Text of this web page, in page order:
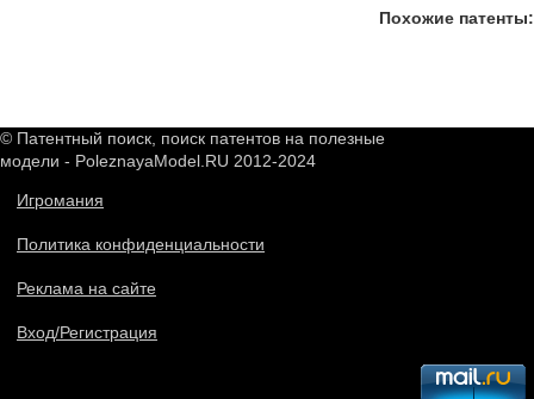
Похожие патенты:
© Патентный поиск, поиск патентов на полезные
модели - PoleznayaModel.RU 2012-2024
Игромания
Политика конфиденциальности
Реклама на сайте
Вход/Регистрация